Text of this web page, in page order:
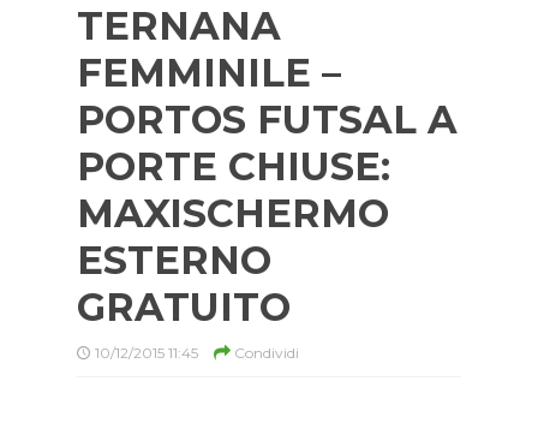
TERNANA
FEMMINILE –
PORTOS FUTSAL A
PORTE CHIUSE:
MAXISCHERMO
ESTERNO
GRATUITO
10/12/2015 11:45 Condividi